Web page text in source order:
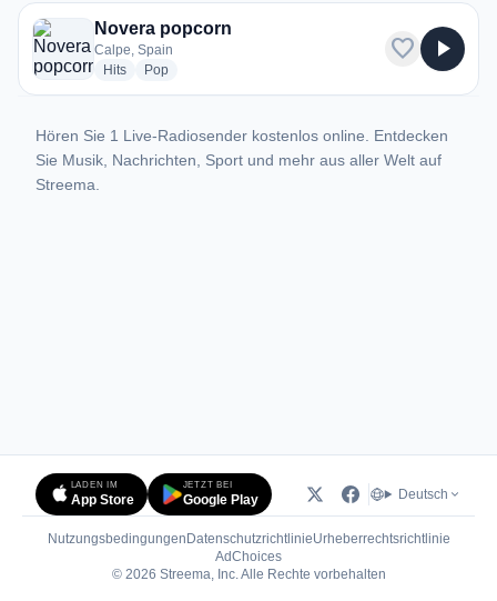
1 Radiosender aus Calpe
Novera popcorn
Calpe, Spain
Hitsradio stations
Popradio stations
favorite play_arrow
Hören Sie 1 Live-Radiosender kostenlos online. Entdecken
Sie Musik, Nachrichten, Sport und mehr aus aller Welt auf
Streema.
LADEN IM
App Store
JETZT BEI
Google Play Deutsch
Nutzungsbedingungen DatenschutzrichtlinieUrheberrechtsrichtlinie
AdChoices(öffnet in neuem Tab)
© 2026 Streema, Inc. Alle Rechte vorbehalten